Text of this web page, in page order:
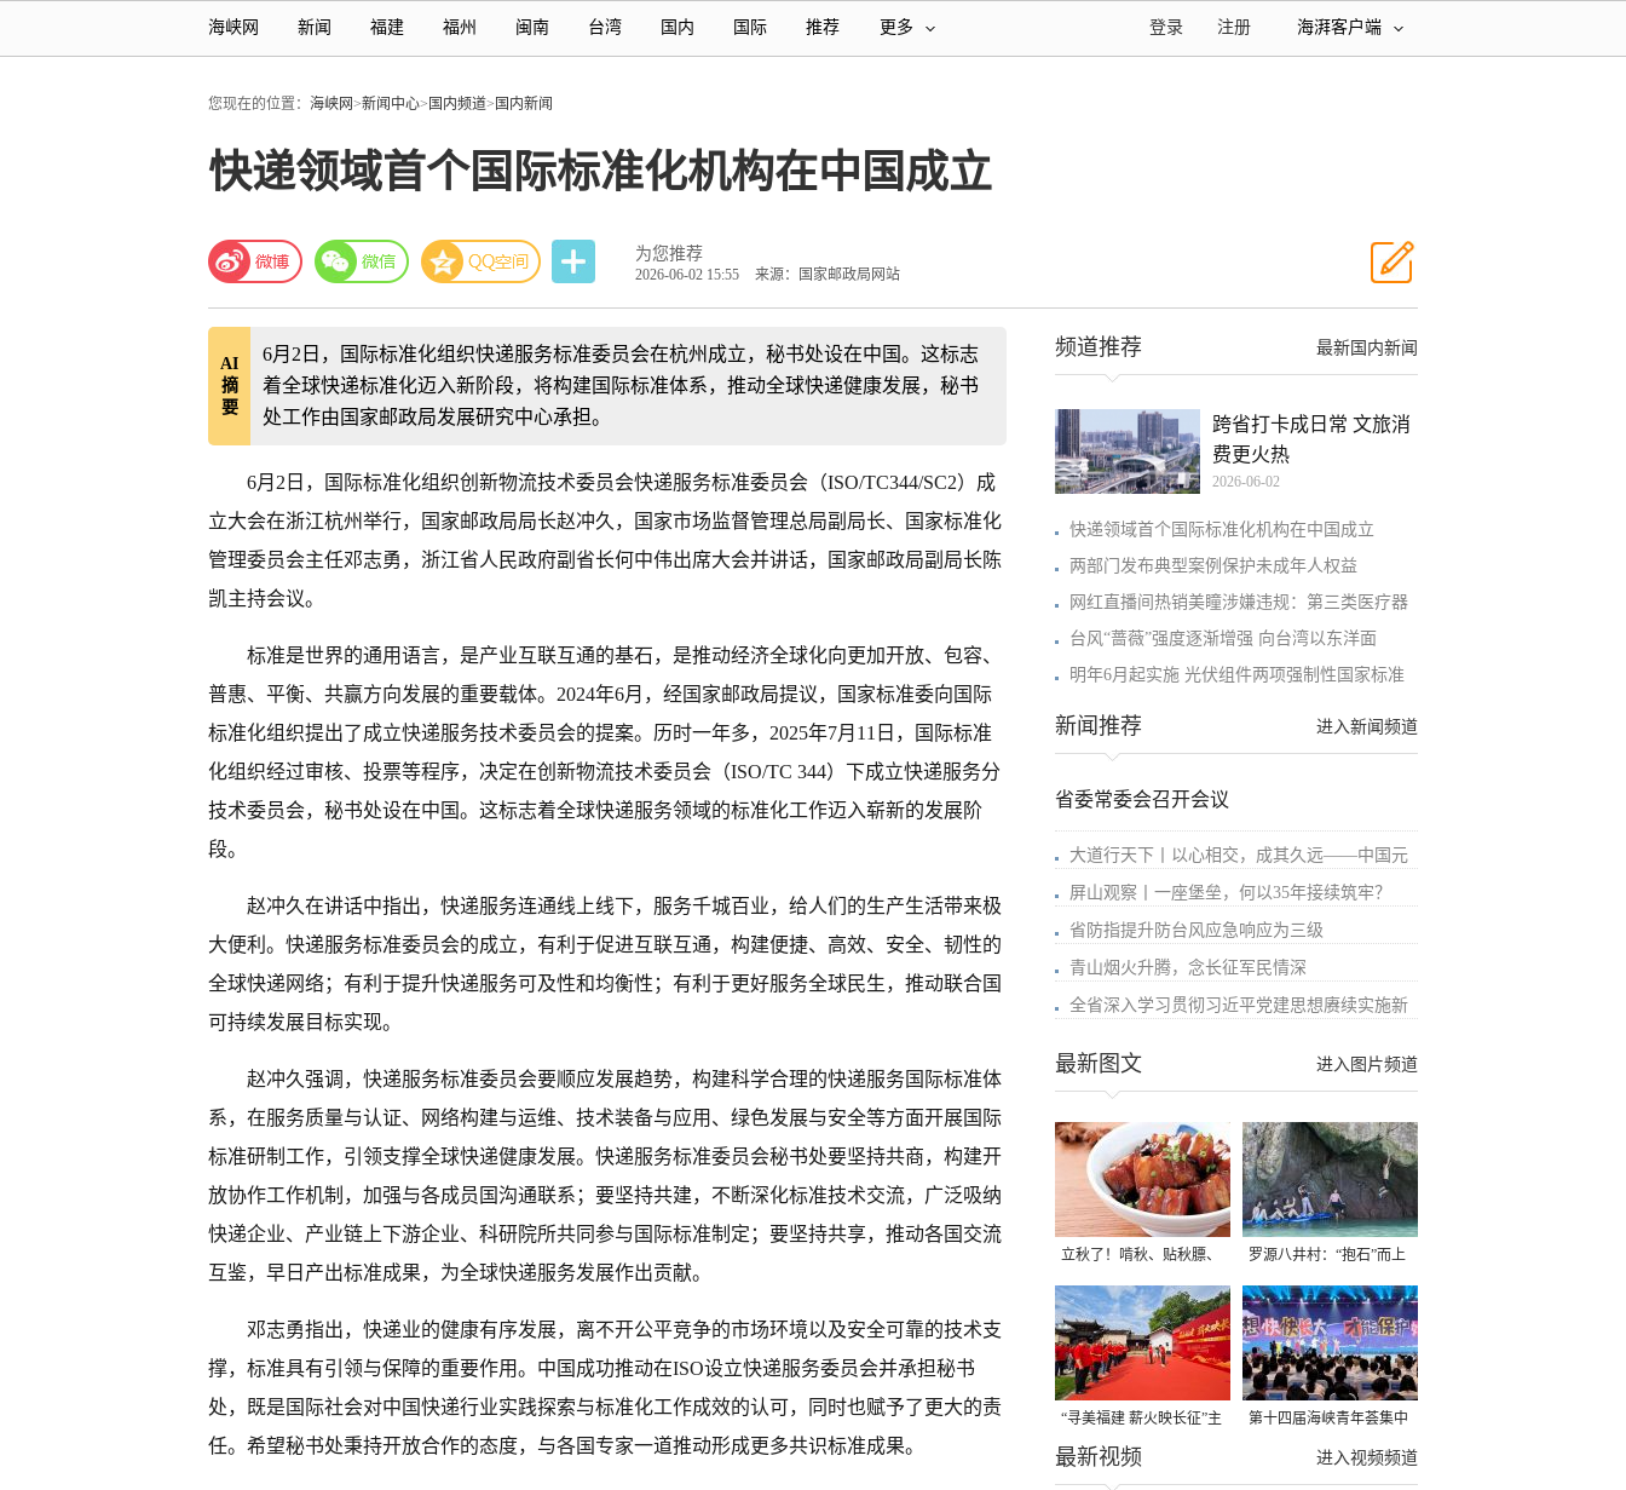
海峡网 新闻 福建 福州 闽南 台湾 国内 国际 推荐 更多 海湃客户端
注册
登录
您现在的位置： 海峡网>新闻中心> 国内频道> 国内新闻
快递领域首个国际标准化机构在中国成立
为您推荐
2026-06-02 15:55 来源：国家邮政局网站
AI
摘
要
6月2日，国际标准化组织快递服务标准委员会在杭州成立，秘书处设在中国。这标志
着全球快递标准化迈入新阶段，将构建国际标准体系，推动全球快递健康发展，秘书
处工作由国家邮政局发展研究中心承担。
6月2日，国际标准化组织创新物流技术委员会快递服务标准委员会（ISO/TC344/SC2）成
立大会在浙江杭州举行，国家邮政局局长赵冲久，国家市场监督管理总局副局长、国家标准化
管理委员会主任邓志勇，浙江省人民政府副省长何中伟出席大会并讲话，国家邮政局副局长陈
凯主持会议。
标准是世界的通用语言，是产业互联互通的基石，是推动经济全球化向更加开放、包容、
普惠、平衡、共赢方向发展的重要载体。2024年6月，经国家邮政局提议，国家标准委向国际
标准化组织提出了成立快递服务技术委员会的提案。历时一年多，2025年7月11日，国际标准
化组织经过审核、投票等程序，决定在创新物流技术委员会（ISO/TC 344）下成立快递服务分
技术委员会，秘书处设在中国。这标志着全球快递服务领域的标准化工作迈入崭新的发展阶
段。
赵冲久在讲话中指出，快递服务连通线上线下，服务千城百业，给人们的生产生活带来极
大便利。快递服务标准委员会的成立，有利于促进互联互通，构建便捷、高效、安全、韧性的
全球快递网络；有利于提升快递服务可及性和均衡性；有利于更好服务全球民生，推动联合国
可持续发展目标实现。
赵冲久强调，快递服务标准委员会要顺应发展趋势，构建科学合理的快递服务国际标准体
系，在服务质量与认证、网络构建与运维、技术装备与应用、绿色发展与安全等方面开展国际
标准研制工作，引领支撑全球快递健康发展。快递服务标准委员会秘书处要坚持共商，构建开
放协作工作机制，加强与各成员国沟通联系；要坚持共建，不断深化标准技术交流，广泛吸纳
快递企业、产业链上下游企业、科研院所共同参与国际标准制定；要坚持共享，推动各国交流
互鉴，早日产出标准成果，为全球快递服务发展作出贡献。
邓志勇指出，快递业的健康有序发展，离不开公平竞争的市场环境以及安全可靠的技术支
撑，标准具有引领与保障的重要作用。中国成功推动在ISO设立快递服务委员会并承担秘书
处，既是国际社会对中国快递行业实践探索与标准化工作成效的认可，同时也赋予了更大的责
任。希望秘书处秉持开放合作的态度，与各国专家一道推动形成更多共识标准成果。
最新国内新闻
频道推荐
跨省打卡成日常 文旅消
费更火热
2026-06-02
快递领域首个国际标准化机构在中国成立
两部门发布典型案例保护未成年人权益
网红直播间热销美瞳涉嫌违规：第三类医疗器
台风“蔷薇”强度逐渐增强 向台湾以东洋面
明年6月起实施 光伏组件两项强制性国家标准
进入新闻频道
新闻推荐
省委常委会召开会议
大道行天下丨以心相交，成其久远——中国元
屏山观察丨一座堡垒，何以35年接续筑牢？
省防指提升防台风应急响应为三级
青山烟火升腾，念长征军民情深
全省深入学习贯彻习近平党建思想赓续实施新
进入图片频道
最新图文
立秋了！啃秋、贴秋膘、
晒秋，福建人这样过才够
味→
罗源八井村：“抱石”而上
“寻美福建 薪火映长征”主
题活动在龙岩长汀启动
第十四届海峡青年荟集中
阶段活动在福州举行
进入视频频道
最新视频